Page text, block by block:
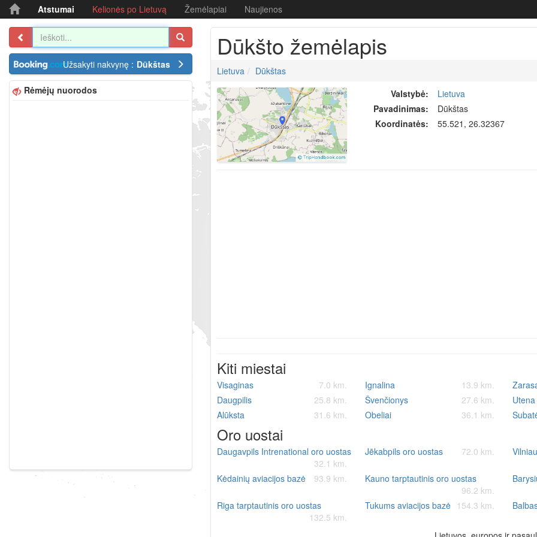
Atstumai Kelionės po Lietuvą Žemėlapiai Naujienos
Užsakyti nakvynę : Dūkštas
Rėmėjų nuorodos
Dūkšto žemėlapis
Lietuva
Dūkštas
Valstybė:
Lietuva
Pavadinimas:
Dūkštas
Koordinatės:
55.521, 26.32367
Kiti miestai
Visaginas 7.0 km. Ignalina 13.9 km.
Daugpilis
25.8 km. Švenčionys 27.6 km.
Utena
Alūksta
31.6 km. Obeliai 36.1 km.
Oro uostai
Daugavpils Intrenational oro uostas
32.1 km.
Jēkabpils oro uostas 72.0 km.
Kėdainių aviacijos bazė 93.9 km.
Kauno tarptautinis oro uostas
96.2 km.
Riga tarptautinis oro uostas
132.5 km.
Tukums aviacijos bazė 154.3 km.